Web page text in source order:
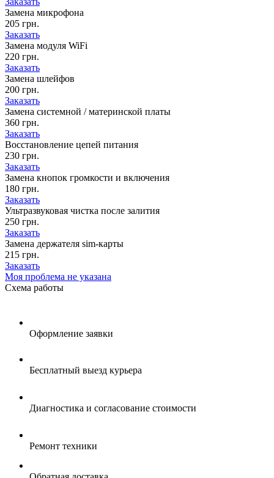
Замена микрофона
205 грн.
Заказать
Замена модуля WiFi
220 грн.
Заказать
Замена шлейфов
200 грн.
Заказать
Замена системной / материнской платы
360 грн.
Заказать
Восстановление цепей питания
230 грн.
Заказать
Замена кнопок громкости и включения
180 грн.
Заказать
Ультразвуковая чистка после залития
250 грн.
Заказать
Замена держателя sim-карты
215 грн.
Заказать
Моя проблема не указана
Схема работы
Оформление заявки
Бесплатный выезд курьера
Диагностика и согласование стоимости
Ремонт техники